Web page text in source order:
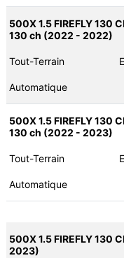
500X 1.5 FIREFLY 130
130 ch (2022 - 2022)
Tout-Terrain
Automatique
500X 1.5 FIREFLY 130
130 ch (2022 - 2023)
Tout-Terrain
Automatique
500X 1.5 FIREFLY 130
2023)